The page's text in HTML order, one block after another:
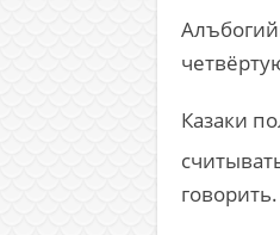
Казаки
говорить.